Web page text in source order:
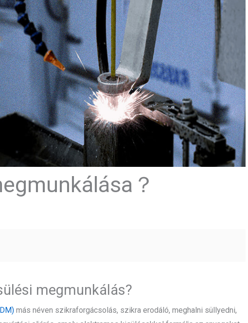
？
megmunkálás?
más néven szikraforgácsolás, szikra erodáló, meghalni süllyedni,